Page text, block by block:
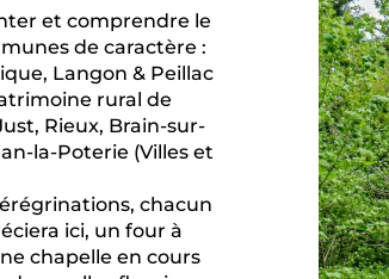
et comprendre le
de caractère :
Langon & Peillac
rural de
Rieux, Brain-sur-
la-Poterie (Villes et
chacun
ici, un four à
chapelle en cours